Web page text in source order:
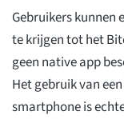
Gebruikers kunnen
te krijgen tot het
geen native app
Het gebruik van
smartphone is